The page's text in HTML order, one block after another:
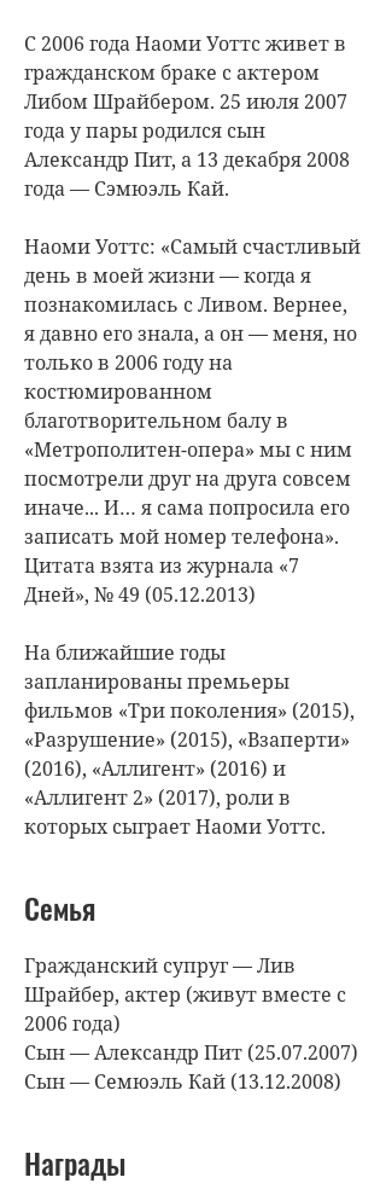
С 2006 года Наоми Уоттс живет в
гражданском браке с актером
Либом Шрайбером. 25 июля 2007
года у пары родился сын
Александр Пит, а 13 декабря 2008
года — Сэмюэль Кай.
Наоми Уоттс: «Самый счастливый
день в моей жизни — когда я
познакомилась с Ливом. Вернее,
я давно его знала, а он — меня, но
только в 2006 году на
костюмированном
благотворительном балу в
«Метрополитен-опера» мы с ним
посмотрели друг на друга совсем
иначе... И… я сама попросила его
записать мой номер телефона».
Цитата взята из журнала «7
Дней», № 49 (05.12.2013)
На ближайшие годы
запланированы премьеры
фильмов «Три поколения» (2015),
«Разрушение» (2015), «Взаперти»
(2016), «Аллигент» (2016) и
«Аллигент 2» (2017), роли в
которых сыграет Наоми Уоттс.
Семья
Гражданский супруг — Лив
Шрайбер, актер (живут вместе с
2006 года)
Сын — Александр Пит (25.07.2007)
Сын — Семюэль Кай (13.12.2008)
Награды